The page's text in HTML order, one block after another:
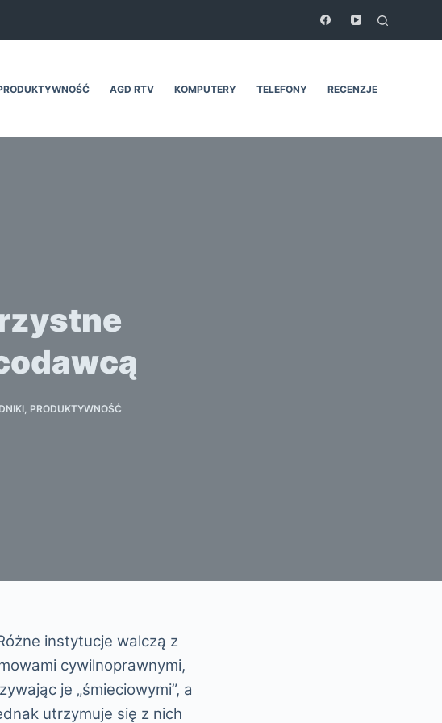
AGD RTV KOMPUTERY TELEFONY RECENZJE
, PRODUKTYWNOŚĆ
instytucje walczą z
cywilnoprawnymi,
je „śmieciowymi”, a
utrzymuje się z nich